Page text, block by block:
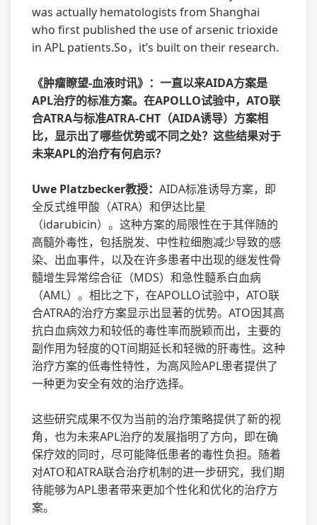
was actually hematologists from Shanghai
who first published the use of arsenic trioxide
in APL patients.So，it’s built on their research.
《肿瘤瞭望-血液时讯》：一直以来AIDA方案是
APL治疗的标准方案。在APOLLO试验中，ATO联
合ATRA与标准ATRA-CHT（AIDA诱导）方案相
比，显示出了哪些优势或不同之处？这些结果对于
未来APL的治疗有何启示？
Uwe Platzbecker教授： AIDA标准诱导方案，即
全反式维甲酸（ATRA）和伊达比星
（idarubicin）。这种方案的局限性在于其伴随的
高髓外毒性，包括脱发、中性粒细胞减少导致的感
染、出血事件，以及在许多患者中出现的继发性骨
髓增生异常综合征（MDS）和急性髓系白血病
（AML）。相比之下，在APOLLO试验中，ATO联
合ATRA的治疗方案显示出显著的优势。ATO因其高
抗白血病效力和较低的毒性率而脱颖而出，主要的
副作用为轻度的QT间期延长和轻微的肝毒性。这种
治疗方案的低毒性特性，为高风险APL患者提供了
一种更为安全有效的治疗选择。
这些研究成果不仅为当前的治疗策略提供了新的视
角，也为未来APL治疗的发展指明了方向，即在确
保疗效的同时，尽可能降低患者的毒性负担。随着
对ATO和ATRA联合治疗机制的进一步研究，我们期
待能够为APL患者带来更加个性化和优化的治疗方
案。